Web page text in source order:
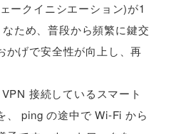
ークイニシエーション)が1
ため、普段から頻繁に鍵交
かげで安全性が向上し、再
接続しているスマート
、 ping の途中で Wi-Fi から